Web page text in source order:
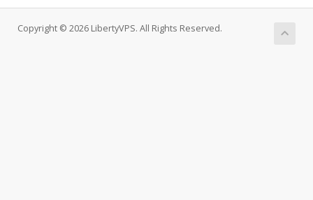
Copyright © 2026 LibertyVPS. All Rights Reserved.